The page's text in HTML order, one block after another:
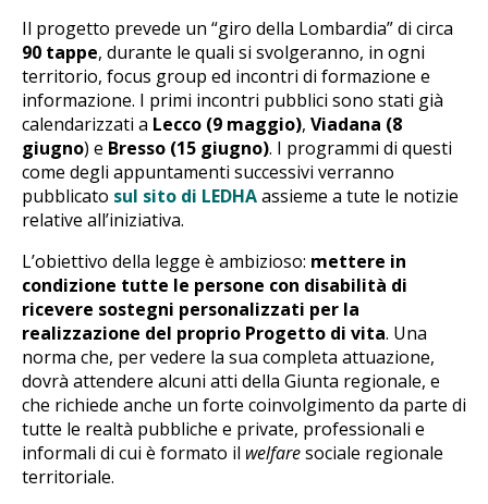
Il progetto prevede un “giro della Lombardia” di circa
90 tappe, durante le quali si svolgeranno, in ogni
territorio, focus group ed incontri di formazione e
informazione. I primi incontri pubblici sono stati già
calendarizzati a Lecco (9 maggio), Viadana (8
giugno) e Bresso (15 giugno). I programmi di questi
come degli appuntamenti successivi verranno
pubblicato sul sito di LEDHAassieme a tute le notizie
relative all’iniziativa.
L’obiettivo della legge è ambizioso: mettere in
condizione tutte le persone con disabilità di
ricevere sostegni personalizzati per la
realizzazione del proprio Progetto di vita. Una
norma che, per vedere la sua completa attuazione,
dovrà attendere alcuni atti della Giunta regionale, e
che richiede anche un forte coinvolgimento da parte di
tutte le realtà pubbliche e private, professionali e
informali di cui è formato il welfaresociale regionale
territoriale.